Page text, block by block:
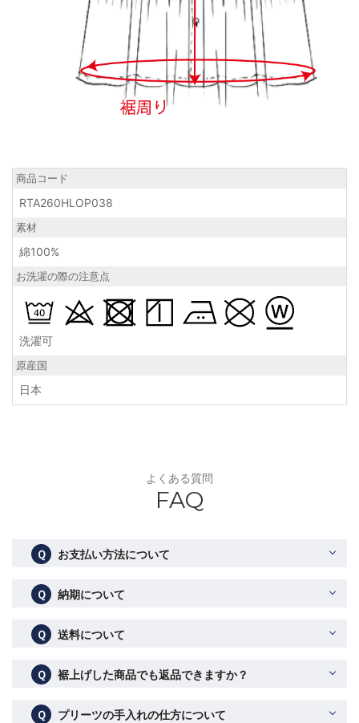
商品コード
RTA260HLOP038
素材
綿100%
お洗濯の際の注意点
洗濯可
原産国
日本
よくある質問
FAQ
Ｑ お支払い方法について
Ｑ 納期について
Ｑ 送料について
Ｑ 裾上げした商品でも返品できますか？
Ｑ プリーツの手入れの仕方について